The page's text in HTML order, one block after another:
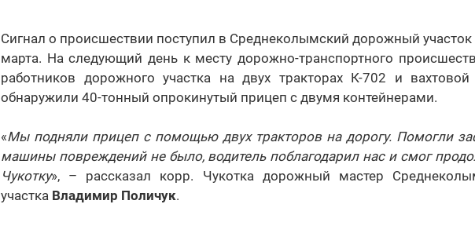
Сигнал о происшествии поступил в Среднеколымский дорожный участок
марта. На следующий день к месту дорожно-транспортного
работников дорожного участка на двух тракторах К-702 и
обнаружили 40-тонный опрокинутый прицеп с двумя контейнерами.
«Мы подняли прицеп с помощью двух тракторов на дорогу. Помогли
машины повреждений не было, водитель поблагодарил нас и смог
Чукотку», – рассказал корр. Чукотка дорожный мастер
участка Владимир Поличук.